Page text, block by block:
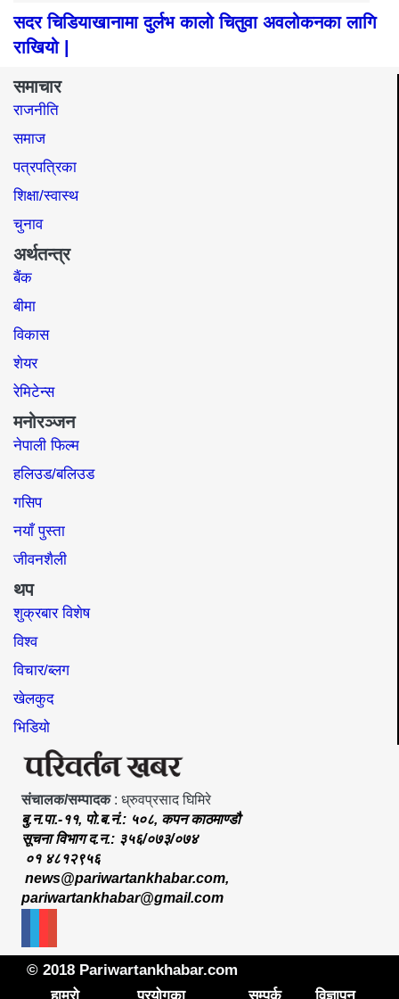
सदर चिडियाखानामा दुर्लभ कालो चितुवा अवलोकनका लागि
राखियो |
समाचार
राजनीति
समाज​
पत्रपत्रिका
शिक्षा/स्वास्थ
चुनाव
अर्थतन्त्र
बैंक
बीमा
विकास
शेयर
रेमिटेन्स
मनोरञ्जन
नेपाली फिल्म
हलिउड/बलिउड
गसिप
नयाँ पुस्ता
जीवनशैली
थप
शुक्रबार विशेष
विश्व
विचार/ब्लग
खेलकुद
भिडियो
संचालक/सम्पादक: ध्रुवप्रसाद घिमिरे
बु.न.पा.-११, पो.ब.नं.: ५०८, कपन काठमाण्डौ
सूचना विभाग द.न.: ३५६/०७३/०७४
०१ ४८१२९५६
news@pariwartankhabar.com,
pariwartankhabar@gmail.com
© 2018 Pariwartankhabar.com